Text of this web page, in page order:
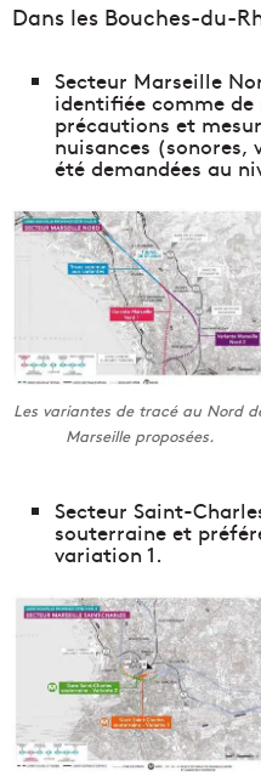
Dans les Bouches-du-
Secteur Marseille
identifiée comme
précautions et
nuisances
été demandées au
Les variantes de tracé au Nord
Marseille proposées.
Secteur Saint-
souterraine et
variation 1.